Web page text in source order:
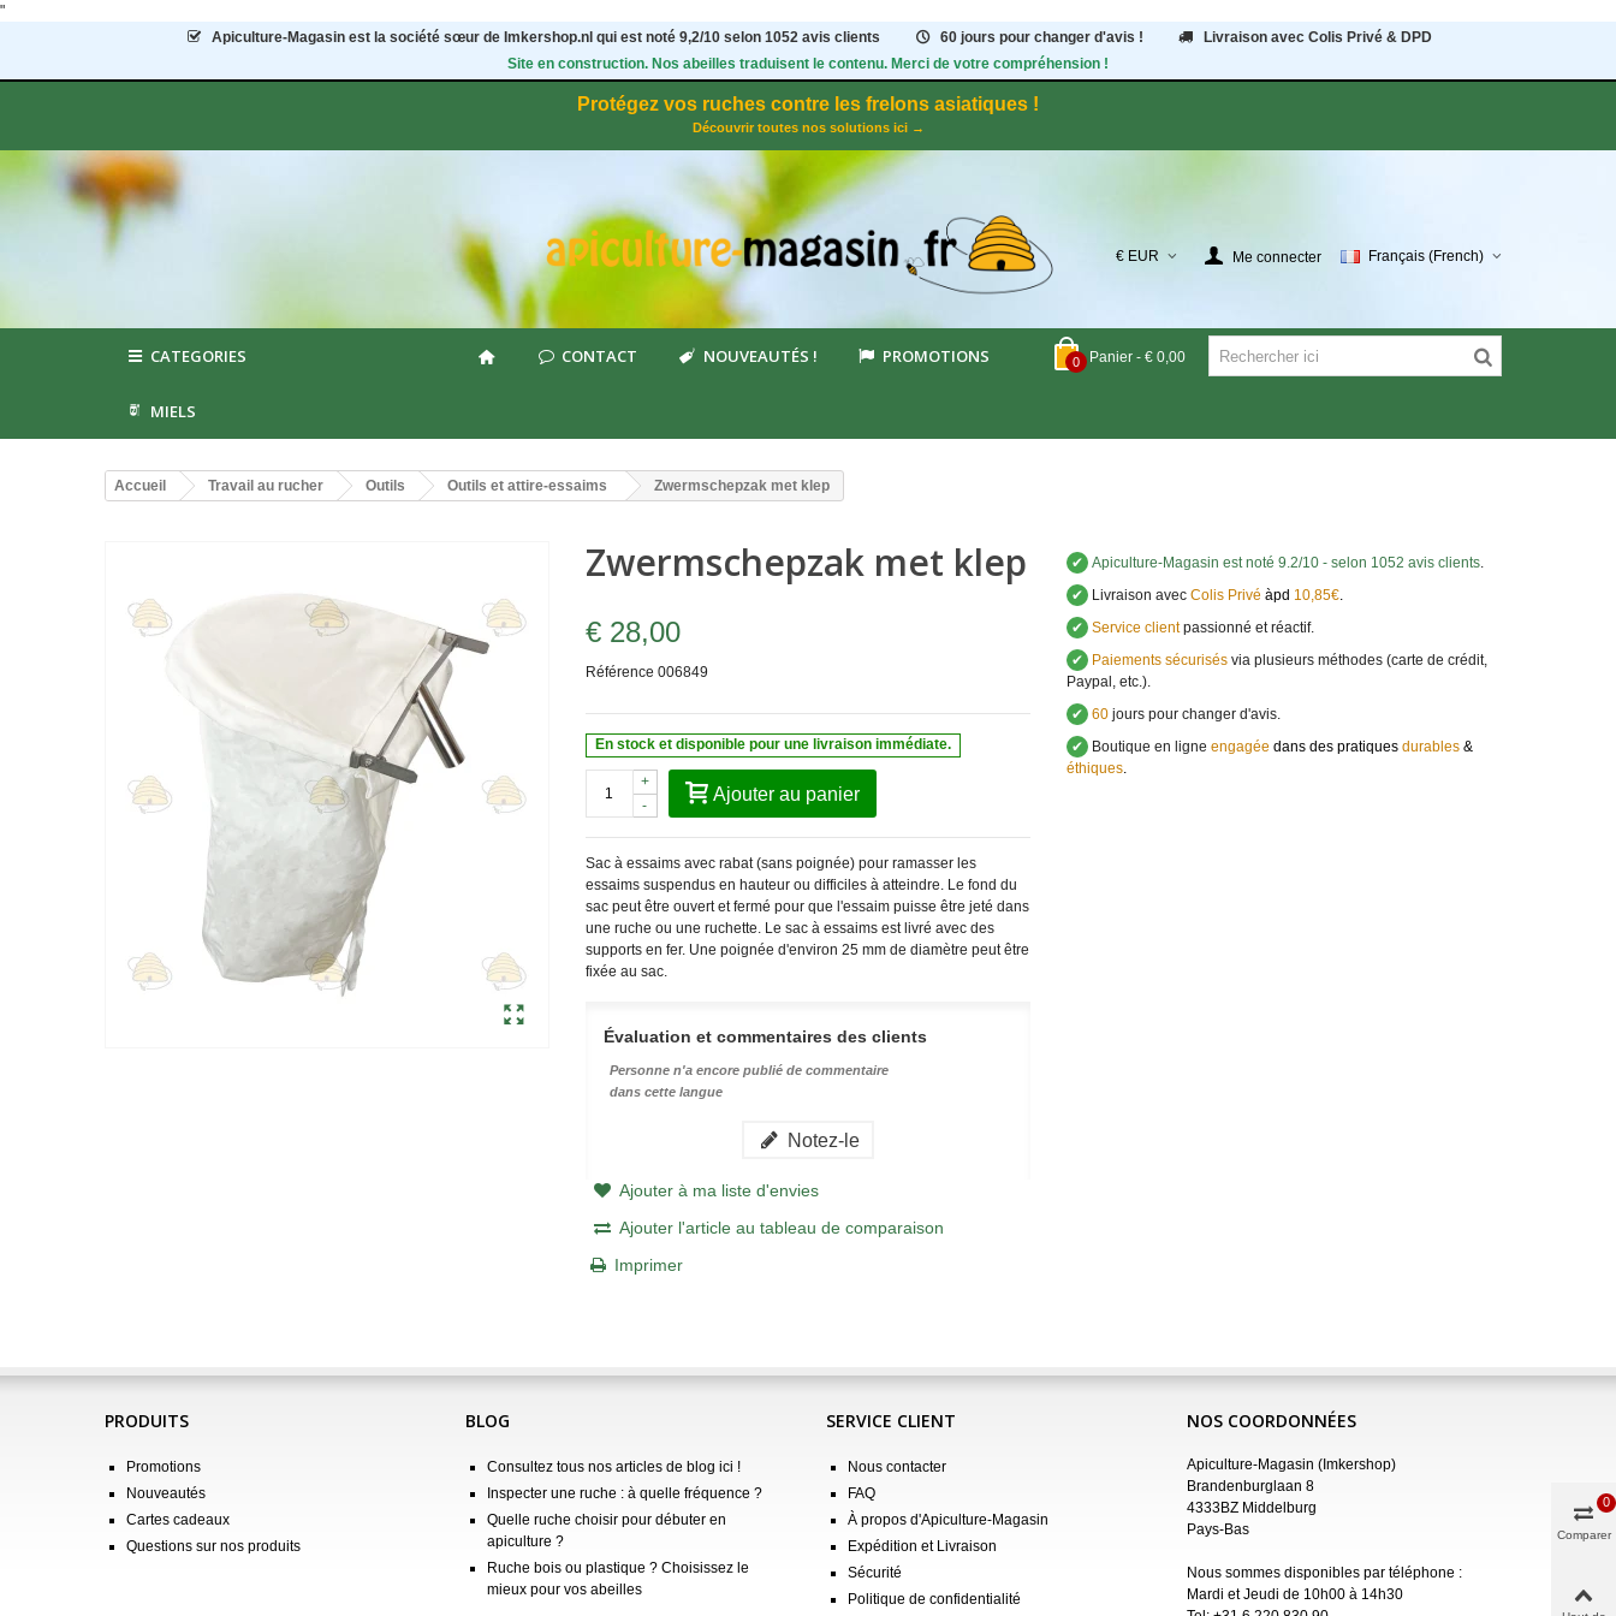
"
Apiculture-Magasin est la société sœur de Imkershop.nl qui est noté 9,2/10 selon 1052avis clients 60 jours pour changer d'avis !
Livraison avec Colis Privé & DPD
Site en construction. Nos abeilles traduisent le contenu. Merci de votre compréhension !
Protégez vos ruches contre les frelons asiatiques !
Découvrir toutes nos solutions ici →
€ EUR Me connecter Français (French)
0 Panier - € 0,00
CATEGORIES CONTACT NOUVEAUTÉS ! PROMOTIONS
MIELS
Accueil Travail au rucher Outils Outils et attire-essaims Zwermschepzak met klep
Zwermschepzak met klep
€ 28,00
Référence 006849
En stock et disponible pour une livraison immédiate.
-
+
Ajouter au panier
Sac à essaims avec rabat (sans poignée) pour ramasser les
essaims suspendus en hauteur ou difficiles à atteindre. Le fond du
sac peut être ouvert et fermé pour que l'essaim puisse être jeté dans
une ruche ou une ruchette. Le sac à essaims est livré avec des
supports en fer. Une poignée d'environ 25 mm de diamètre peut être
fixée au sac.
Évaluation et commentaires des clients
Personne n'a encore publié de commentaire
dans cette langue
Notez-le
Ajouter à ma liste d'envies
Ajouter l'article au tableau de comparaison
Imprimer
✔ Apiculture-Magasin est noté 9.2/10 - selon 1052 avis clients.
✔ Livraison avecColis Privé àpd 10,85€.
✔ Service clientpassionné et réactif.
✔ Paiements sécurisésvia plusieurs méthodes (carte de crédit,
Paypal, etc.).
✔ 60jours pour changer d'avis.
✔ Boutique en ligne engagée dans des pratiques durables&
éthiques.
PRODUITS
Promotions
Nouveautés
Cartes cadeaux
Questions sur nos produits
BLOG
Consultez tous nos articles de blog ici !
Inspecter une ruche : à quelle fréquence ?
Quelle ruche choisir pour débuter en
apiculture ?
Ruche bois ou plastique ? Choisissez le
mieux pour vos abeilles
SERVICE CLIENT
Nous contacter
FAQ
À propos d'Apiculture-Magasin
Expédition et Livraison
Sécurité
Politique de confidentialité
NOS COORDONNÉES
Apiculture-Magasin (Imkershop)
Brandenburglaan 8
4333BZ Middelburg
Pays-Bas
Nous sommes disponibles par téléphone :
Mardi et Jeudi de 10h00 à 14h30
Comparer
0